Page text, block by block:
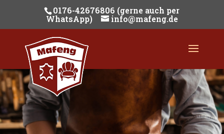
0176-42676806 (gerne auch per
WhatsApp)
info@mafeng.de